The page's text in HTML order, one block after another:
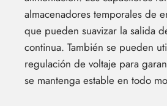
almacenadores temporales de
que pueden suavizar la salida
continua. También se pueden
regulación de voltaje para
se mantenga estable en todo